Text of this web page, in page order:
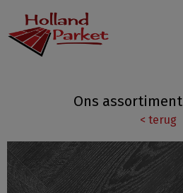
H-
771311
Ons assortiment
< terug